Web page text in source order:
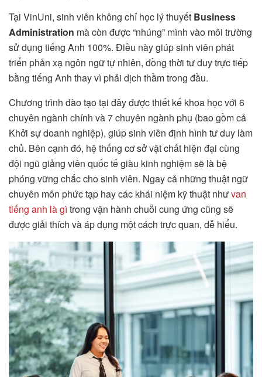
Tại VinUni, sinh viên không chỉ học lý thuyết Business
Administration mà còn được “nhúng” mình vào môi trường
sử dụng tiếng Anh 100%. Điều này giúp sinh viên phát
triển phản xạ ngôn ngữ tự nhiên, đồng thời tư duy trực tiếp
bằng tiếng Anh thay vì phải dịch thầm trong đầu.
Chương trình đào tạo tại đây được thiết kế khoa học với 6
chuyên ngành chính và 7 chuyên ngành phụ (bao gồm cả
Khởi sự doanh nghiệp), giúp sinh viên định hình tư duy làm
chủ. Bên cạnh đó, hệ thống cơ sở vật chất hiện đại cùng
đội ngũ giảng viên quốc tế giàu kinh nghiệm sẽ là bệ
phóng vững chắc cho sinh viên. Ngay cả những thuật ngữ
chuyên môn phức tạp hay các khái niệm kỹ thuật nhưvan
tiếng anh là gì trong vận hành chuỗi cung ứng cũng sẽ
được giải thích và áp dụng một cách trực quan, dễ hiểu.